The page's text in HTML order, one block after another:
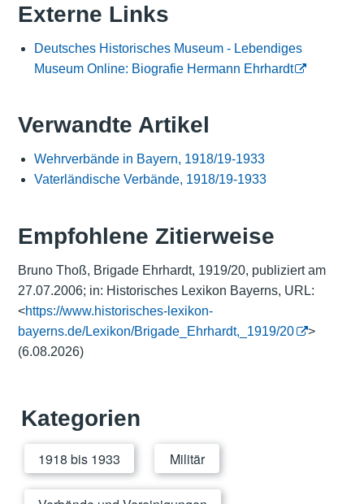
Externe Links
Deutsches Historisches Museum - Lebendiges
Museum Online: Biografie Hermann Ehrhardt
Verwandte Artikel
Wehrverbände in Bayern, 1918/19-1933
Vaterländische Verbände, 1918/19-1933
Empfohlene Zitierweise
Bruno Thoß, Brigade Ehrhardt, 1919/20, publiziert am
27.07.2006; in: Historisches Lexikon Bayerns, URL:
<https://www.historisches-lexikon-
bayerns.de/Lexikon/Brigade_Ehrhardt,_1919/20
>
(6.08.2026)
Kategorien
1918 bis 1933 Militär